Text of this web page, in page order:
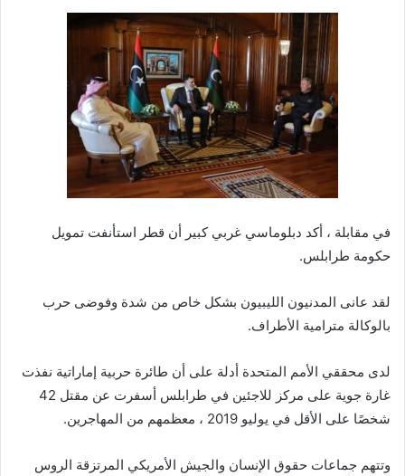
في مقابلة ، أكد دبلوماسي غربي كبير أن قطر استأنفت تمويل
حكومة طرابلس.
لقد عانى المدنيون الليبيون بشكل خاص من شدة وفوضى حرب
بالوكالة مترامية الأطراف.
لدى محققي الأمم المتحدة أدلة على أن طائرة حربية إماراتية نفذت
غارة جوية على مركز للاجئين في طرابلس أسفرت عن مقتل 42
شخصًا على الأقل في يوليو 2019 ، معظمهم من المهاجرين.
وتتهم جماعات حقوق الإنسان والجيش الأمريكي المرتزقة الروس